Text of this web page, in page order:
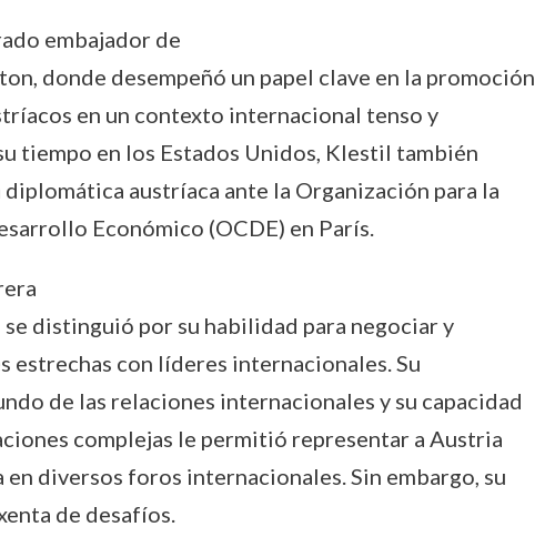
embajador de
donde desempeñó un papel clave en la promoción
en un contexto internacional tenso y
tiempo en los Estados Unidos, Klestil también
austríaca ante la Organización para la
Económico (OCDE) en París.
distinguió por su habilidad para negociar y
estrechas con líderes internacionales. Su
de las relaciones internacionales y su capacidad
complejas le permitió representar a Austria
en diversos foros internacionales. Sin embargo, su
de desafíos.